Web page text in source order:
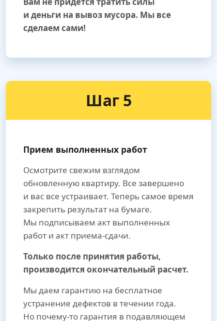
и деньги на вывоз мусора. Мы все
сделаем сами!
Шаг 5
Прием выполненных работ
Осмотрите свежим взглядом
обновленную квартиру. Все завершено
и вас все устраивает. Теперь самое время
закрепить результат на бумаге.
Мы подписываем акт выполненных
работ и акт приема-сдачи.
Только после принятия работы,
производится окончательный расчет.
Мы даем гарантию на бесплатное
устранение дефектов в течении года.
Но почему-то гарантия в подавляющем